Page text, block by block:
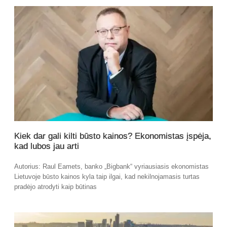
Kiek dar gali kilti būsto kainos? Ekonomistas įspėja,
kad lubos jau arti
Autorius: Raul Eamets, banko „Bigbank“ vyriausiasis ekonomistas
Lietuvoje būsto kainos kyla taip ilgai, kad nekilnojamasis turtas
pradėjo atrodyti kaip būtinas